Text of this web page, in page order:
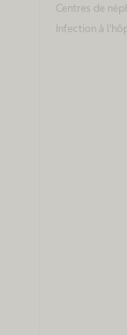
Centres de
Infection à